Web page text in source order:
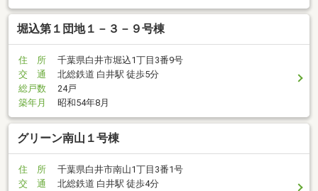
堀込第１団地１－３－９号棟
住 所
千葉県白井市堀込1丁目3番9号
交 通
北総鉄道 白井駅 徒歩5分
総戸数
24戸
築年月
昭和54年8月
グリーン南山１号棟
住 所
千葉県白井市南山1丁目3番1号
交 通
北総鉄道 白井駅 徒歩4分